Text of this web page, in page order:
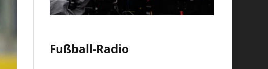
Fußball-Radio